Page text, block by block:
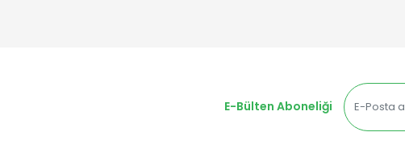
E-Bülten Aboneliği